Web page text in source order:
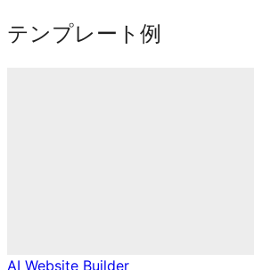
テンプレート例
AI Website Builder